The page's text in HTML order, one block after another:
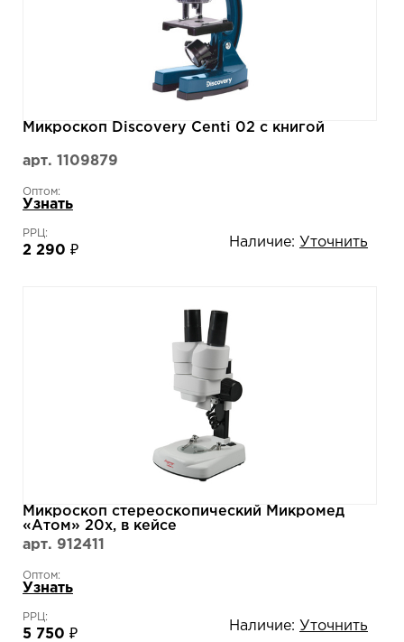
Микроскоп Discovery Centi 02 с книгой
арт. 1109879
Оптом:
Узнать
РРЦ:
2 290 ₽
Наличие: Уточнить
Микроскоп стереоскопический Микромед
«Атом» 20х, в кейсе
арт. 912411
Оптом:
Узнать
РРЦ:
5 750 ₽
Наличие: Уточнить